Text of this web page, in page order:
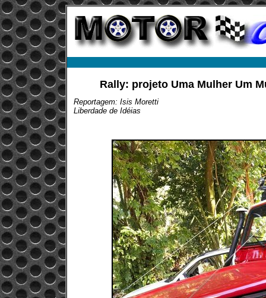
Rally: projeto Uma Mulher Um
Reportagem: Isis Moretti
Liberdade de Idéias